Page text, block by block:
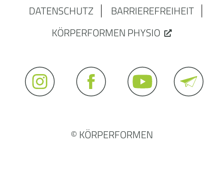
DATENSCHUTZ
BARRIEREFREIHEIT
KÖRPERFORMEN PHYSIO
© KÖRPERFORMEN